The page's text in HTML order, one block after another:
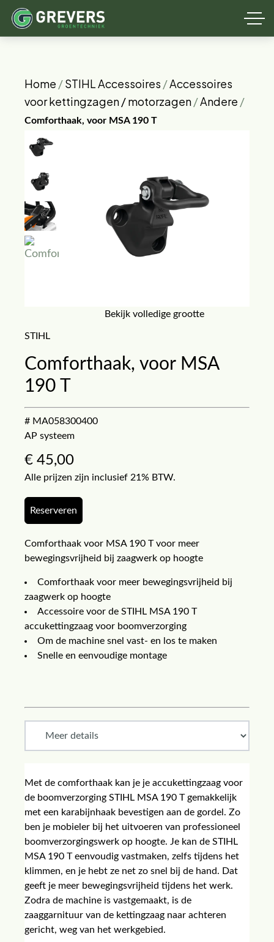
Home /STIHL Accessoires /Accessoires
voor kettingzagen / motorzagen/Andere /
Comforthaak, voor MSA 190 T
Bekijk volledige grootte
STIHL
Comforthaak, voor MSA
190 T
# MA058300400
AP systeem
€ 45,00
Alle prijzen zijn inclusief 21% BTW.
Reserveren
Comforthaak voor MSA 190 T voor meer
bewegingsvrijheid bij zaagwerk op hoogte
Comforthaak voor meer bewegingsvrijheid bij
zaagwerk op hoogte
Accessoire voor de STIHL MSA 190 T
accukettingzaag voor boomverzorging
Om de machine snel vast- en los te maken
Snelle en eenvoudige montage
Met de comforthaak kan je je accukettingzaag voor
de boomverzorging STIHL MSA 190 T gemakkelijk
met een karabijnhaak bevestigen aan de gordel. Zo
ben je mobieler bij het uitvoeren van professioneel
boomverzorgingswerk op hoogte. Je kan de STIHL
MSA 190 T eenvoudig vastmaken, zelfs tijdens het
klimmen, en je hebt ze net zo snel bij de hand. Dat
geeft je meer bewegingsvrijheid tijdens het werk.
Zodra de machine is vastgemaakt, is de
zaaggarnituur van de kettingzaag naar achteren
gericht, weg van het werkgebied.